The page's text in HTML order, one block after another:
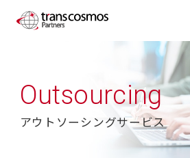
Outsourcing
アウトソーシングサービス